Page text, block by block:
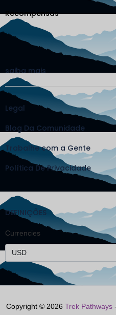
Recompensas
saiba mais
Legal
Blog Da Comunidade
Trabalhe com a Gente
Política De Privacidade
DEFINIÇÕES
Currencies
Copyright © 2026 Trek Pathways